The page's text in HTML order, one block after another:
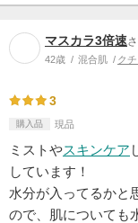
マスカラ3倍速
42歳 混合肌 ク
3
購入品 現品
ミストやスキンケア
しています！
水分が入ってるかと
ので、肌についても